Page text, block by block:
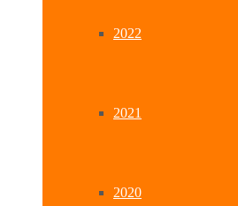
2022
2021
2020